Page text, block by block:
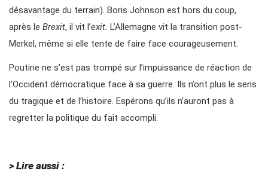
désavantage du terrain). Boris Johnson est hors du coup,
après le Brexit, il vit l’exit. L’Allemagne vit la transition post-
Merkel, même si elle tente de faire face courageusement.
Poutine ne s’est pas trompé sur l’impuissance de réaction de
l’Occident démocratique face à sa guerre. Ils n’ont plus le sens
du tragique et de l’histoire. Espérons qu’ils n’auront pas à
regretter la politique du fait accompli.
> Lire aussi :